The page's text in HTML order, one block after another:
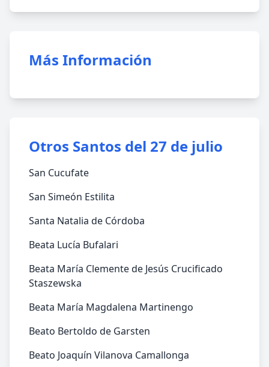
Más Información
Otros Santos del 27 de julio
San Cucufate
San Simeón Estilita
Santa Natalia de Córdoba
Beata Lucía Bufalari
Beata María Clemente de Jesús Crucificado
Staszewska
Beata María Magdalena Martinengo
Beato Bertoldo de Garsten
Beato Joaquín Vilanova Camallonga